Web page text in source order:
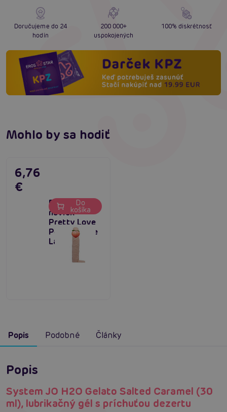
Doručujeme do 24
hodín
200 000+
uspokojených
100% diskrétnosť
Mohlo by sa hodiť
Realistický
návlek
Pretty Love
Penis Sleeve
Large 18cm
6,76
€
Do
košíka
Popis Podobné Články
Popis
System JO H2O Gelato Salted Caramel (30
ml), lubrikačný gél s príchuťou dezertu